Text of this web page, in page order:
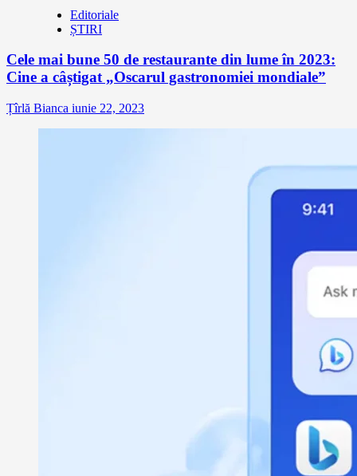
Editoriale
ȘTIRI
Cele mai bune 50 de restaurante din lume în 2023:
Cine a câștigat „Oscarul gastronomiei mondiale”
Țîrlă Bianca iunie 22, 2023